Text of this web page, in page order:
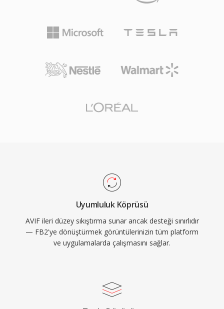
Uyumluluk Köprüsü
AVIF ileri düzey sıkıştırma sunar ancak desteği sınırlıdır
— FB2'ye dönüştürmek görüntülerinizin tüm platform
ve uygulamalarda çalışmasını sağlar.